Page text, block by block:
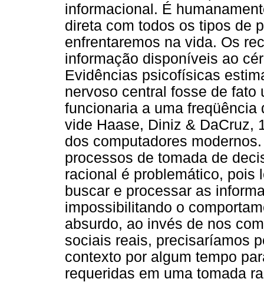
informacional. É
direta com todos os tipos de
enfrentaremos na vida. Os
informação disponíveis ao
Evidências psicofísicas
nervoso central fosse de fato
funcionaria a uma
vide Haase, Diniz & DaCruz,
dos computadores
processos de tomada de
racional é problemático, pois
buscar e processar as
impossibilitando o
absurdo, ao invés de nos
sociais reais, precisaríamos
contexto por algum tempo
requeridas em uma tomada